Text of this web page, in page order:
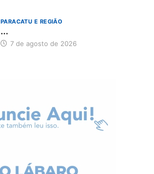
PARACATU E REGIÃO
...
7 de agosto de 2026